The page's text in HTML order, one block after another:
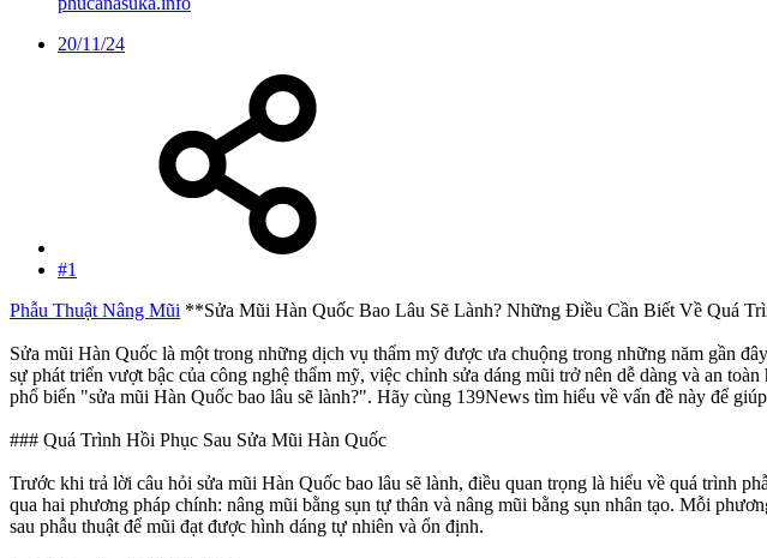
20/11/24
#1
Phẫu Thuật Nâng Mũi **Sửa Mũi Hàn Quốc Bao Lâu Sẽ Lành? Những Điều Cần Biết Về Quá
Sửa mũi Hàn Quốc là một trong những dịch vụ thẩm mỹ được ưa chuộng trong những năm gần
sự phát triển vượt bậc của công nghệ thẩm mỹ, việc chỉnh sửa dáng mũi trở nên dễ dàng và an
phổ biến "sửa mũi Hàn Quốc bao lâu sẽ lành?". Hãy cùng 139News tìm hiểu về vấn đề này để
### Quá Trình Hồi Phục Sau Sửa Mũi Hàn Quốc
Trước khi trả lời câu hỏi sửa mũi Hàn Quốc bao lâu sẽ lành, điều quan trọng là hiểu về quá trình
qua hai phương pháp chính: nâng mũi bằng sụn tự thân và nâng mũi bằng sụn nhân tạo. Mỗi
sau phẫu thuật để mũi đạt được hình dáng tự nhiên và ổn định.